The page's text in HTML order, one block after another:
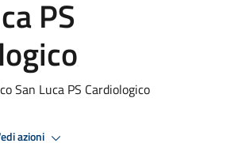
PS
San Luca PS Cardiologico
azioni